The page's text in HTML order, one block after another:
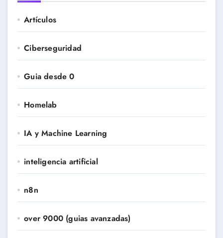
Artículos
Ciberseguridad
Guia desde 0
Homelab
IA y Machine Learning
inteligencia artificial
n8n
over 9000 (guias avanzadas)